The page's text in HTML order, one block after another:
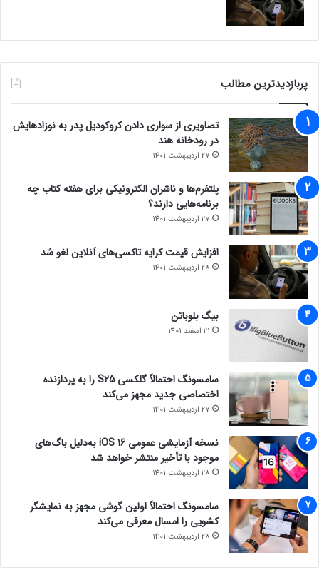
پربازدیدترین مطالب
تصاویری از سواری دادن کروکودیل پدر به نوزادهایش
در رودخانه هند
27 اردیبهشت 1401
پلتفرم‌ها و ناشران الکترونیکی برای هفته کتاب چه
برنامه‌هایی دارند؟
27 اردیبهشت 1401
افزایش قیمت کرایه تاکسی‌های آنلاین لغو شد
28 اردیبهشت 1401
بیگ بلوباتن
21 اسفند 1401
سامسونگ احتمالاً گلکسی S25 را به پردازنده
اختصاصی جدید مجهز می‌کند
27 اردیبهشت 1401
نسخه آزمایشی عمومی iOS 16 به‌دلیل باگ‌های
موجود با تأخیر منتشر خواهد شد
28 اردیبهشت 1401
سامسونگ احتمالاً اولین گوشی مجهز به نمایشگر
کشویی را امسال معرفی می‌کند
28 اردیبهشت 1401